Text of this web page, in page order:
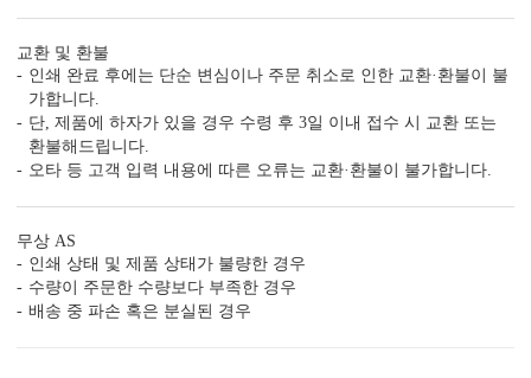
청첩장 ‘더’ 할인받는 법
교환 및 환불
인쇄 완료 후에는 단순 변심이나 주문 취소로 인한 교환·환불이 불
가합니다.
단, 제품에 하자가 있을 경우 수령 후 3일 이내 접수 시 교환 또는
환불해드립니다.
오타 등 고객 입력 내용에 따른 오류는 교환·환불이 불가합니다.
무상 AS
인쇄 상태 및 제품 상태가 불량한 경우
수량이 주문한 수량보다 부족한 경우
배송 중 파손 혹은 분실된 경우